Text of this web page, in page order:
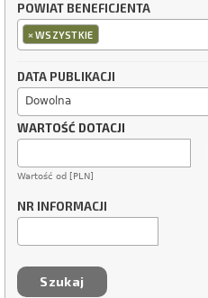
POWIAT BENEFICJENTA
×WSZYSTKIE
DATA PUBLIKACJI
Dowolna
WARTOŚĆ DOTACJI
Wartość od [PLN]
NR INFORMACJI